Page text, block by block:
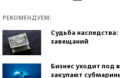
РЕКОМЕНДУЕМ:
Судьба
завещаний
Бизнес уходит под
закупают